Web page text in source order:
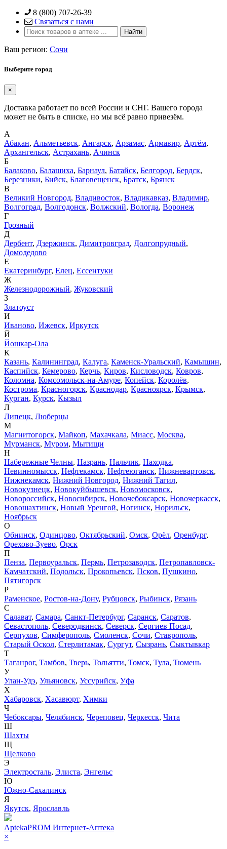
Skip
content
8 (800) 707-26-39
Связаться с нами
Ваш регион: Сочи
Выберите город
×
Доставка работает по всей России и СНГ. Вашего города
может не быть в списке, но мы всё равно привезём.
А
Абакан, Альметьевск, Ангарск, Арзамас, Армавир, Артём,
Архангельск, Астрахань, Ачинск
Б
Балаково, Балашиха, Барнаул, Батайск, Белгород, Бердск,
Березники, Бийск, Благовещенск, Братск, Брянск
В
Великий Новгород, Владивосток, Владикавказ, Владимир,
Волгоград, Волгодонск, Волжский, Вологда, Воронеж
Г
Грозный
Д
Дербент, Дзержинск, Димитровград, Долгопрудный,
Домодедово
Е
Екатеринбург, Елец, Ессентуки
Ж
Железнодорожный, Жуковский
З
Златоуст
И
Иваново, Ижевск, Иркутск
Й
Йошкар-Ола
К
Казань, Калининград, Калуга, Каменск-Уральский, Камышин,
Каспийск, Кемерово, Керчь, Киров, Кисловодск, Ковров,
Коломна, Комсомольск-на-Амуре, Копейск, Королёв,
Кострома, Красногорск, Краснодар, Красноярск, Крымск,
Курган, Курск, Кызыл
Л
Липецк, Люберцы
М
Магнитогорск, Майкоп, Махачкала, Миасс, Москва,
Мурманск, Муром, Мытищи
Н
Набережные Челны, Назрань, Нальчик, Находка,
Невинномысск, Нефтекамск, Нефтеюганск, Нижневартовск,
Нижнекамск, Нижний Новгород, Нижний Тагил,
Новокузнецк, Новокуйбышевск, Новомосковск,
Новороссийск, Новосибирск, Новочебоксарск, Новочеркасск,
Новошахтинск, Новый Уренгой, Ногинск, Норильск,
Ноябрьск
О
Обнинск, Одинцово, Октябрьский, Омск, Орёл, Оренбург,
Орехово-Зуево, Орск
П
Пенза, Первоуральск, Пермь, Петрозаводск, Петропавловск-
Камчатский, Подольск, Прокопьевск, Псков, Пушкино,
Пятигорск
Р
Раменское, Ростов-на-Дону, Рубцовск, Рыбинск, Рязань
С
Салават, Самара, Санкт-Петербург, Саранск, Саратов,
Севастополь, Северодвинск, Северск, Сергиев Посад,
Серпухов, Симферополь, Смоленск, Сочи, Ставрополь,
Старый Оскол, Стерлитамак, Сургут, Сызрань, Сыктывкар
Т
Таганрог, Тамбов, Тверь, Тольятти, Томск, Тула, Тюмень
У
Улан-Удэ, Ульяновск, Уссурийск, Уфа
Х
Хабаровск, Хасавюрт, Химки
Ч
Чебоксары, Челябинск, Череповец, Черкесск, Чита
Ш
Шахты
Щ
Щелково
Э
Электросталь, Элиста, Энгельс
Ю
Южно-Сахалинск
Я
Якутск, Ярославль
AptekaPROM Интернет-Аптека
×